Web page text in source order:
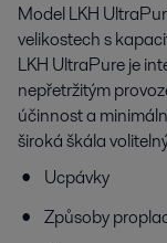
Model LKH
velikostech s
LKH UltraPure je
nepřetržitým
účinnost a
široká škála
Ucpávky
Způsoby